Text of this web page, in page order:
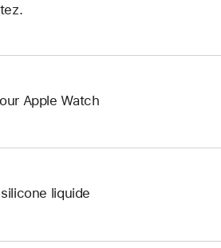
Apple Watch
liquide